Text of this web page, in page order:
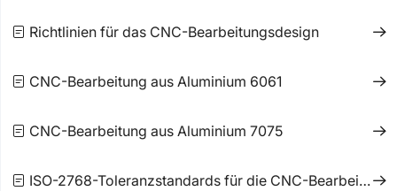
Richtlinien für das CNC-Bearbeitungsdesign
CNC-Bearbeitung aus Aluminium 6061
CNC-Bearbeitung aus Aluminium 7075
ISO-2768-Toleranzstandards für die CNC-Bearbeitung